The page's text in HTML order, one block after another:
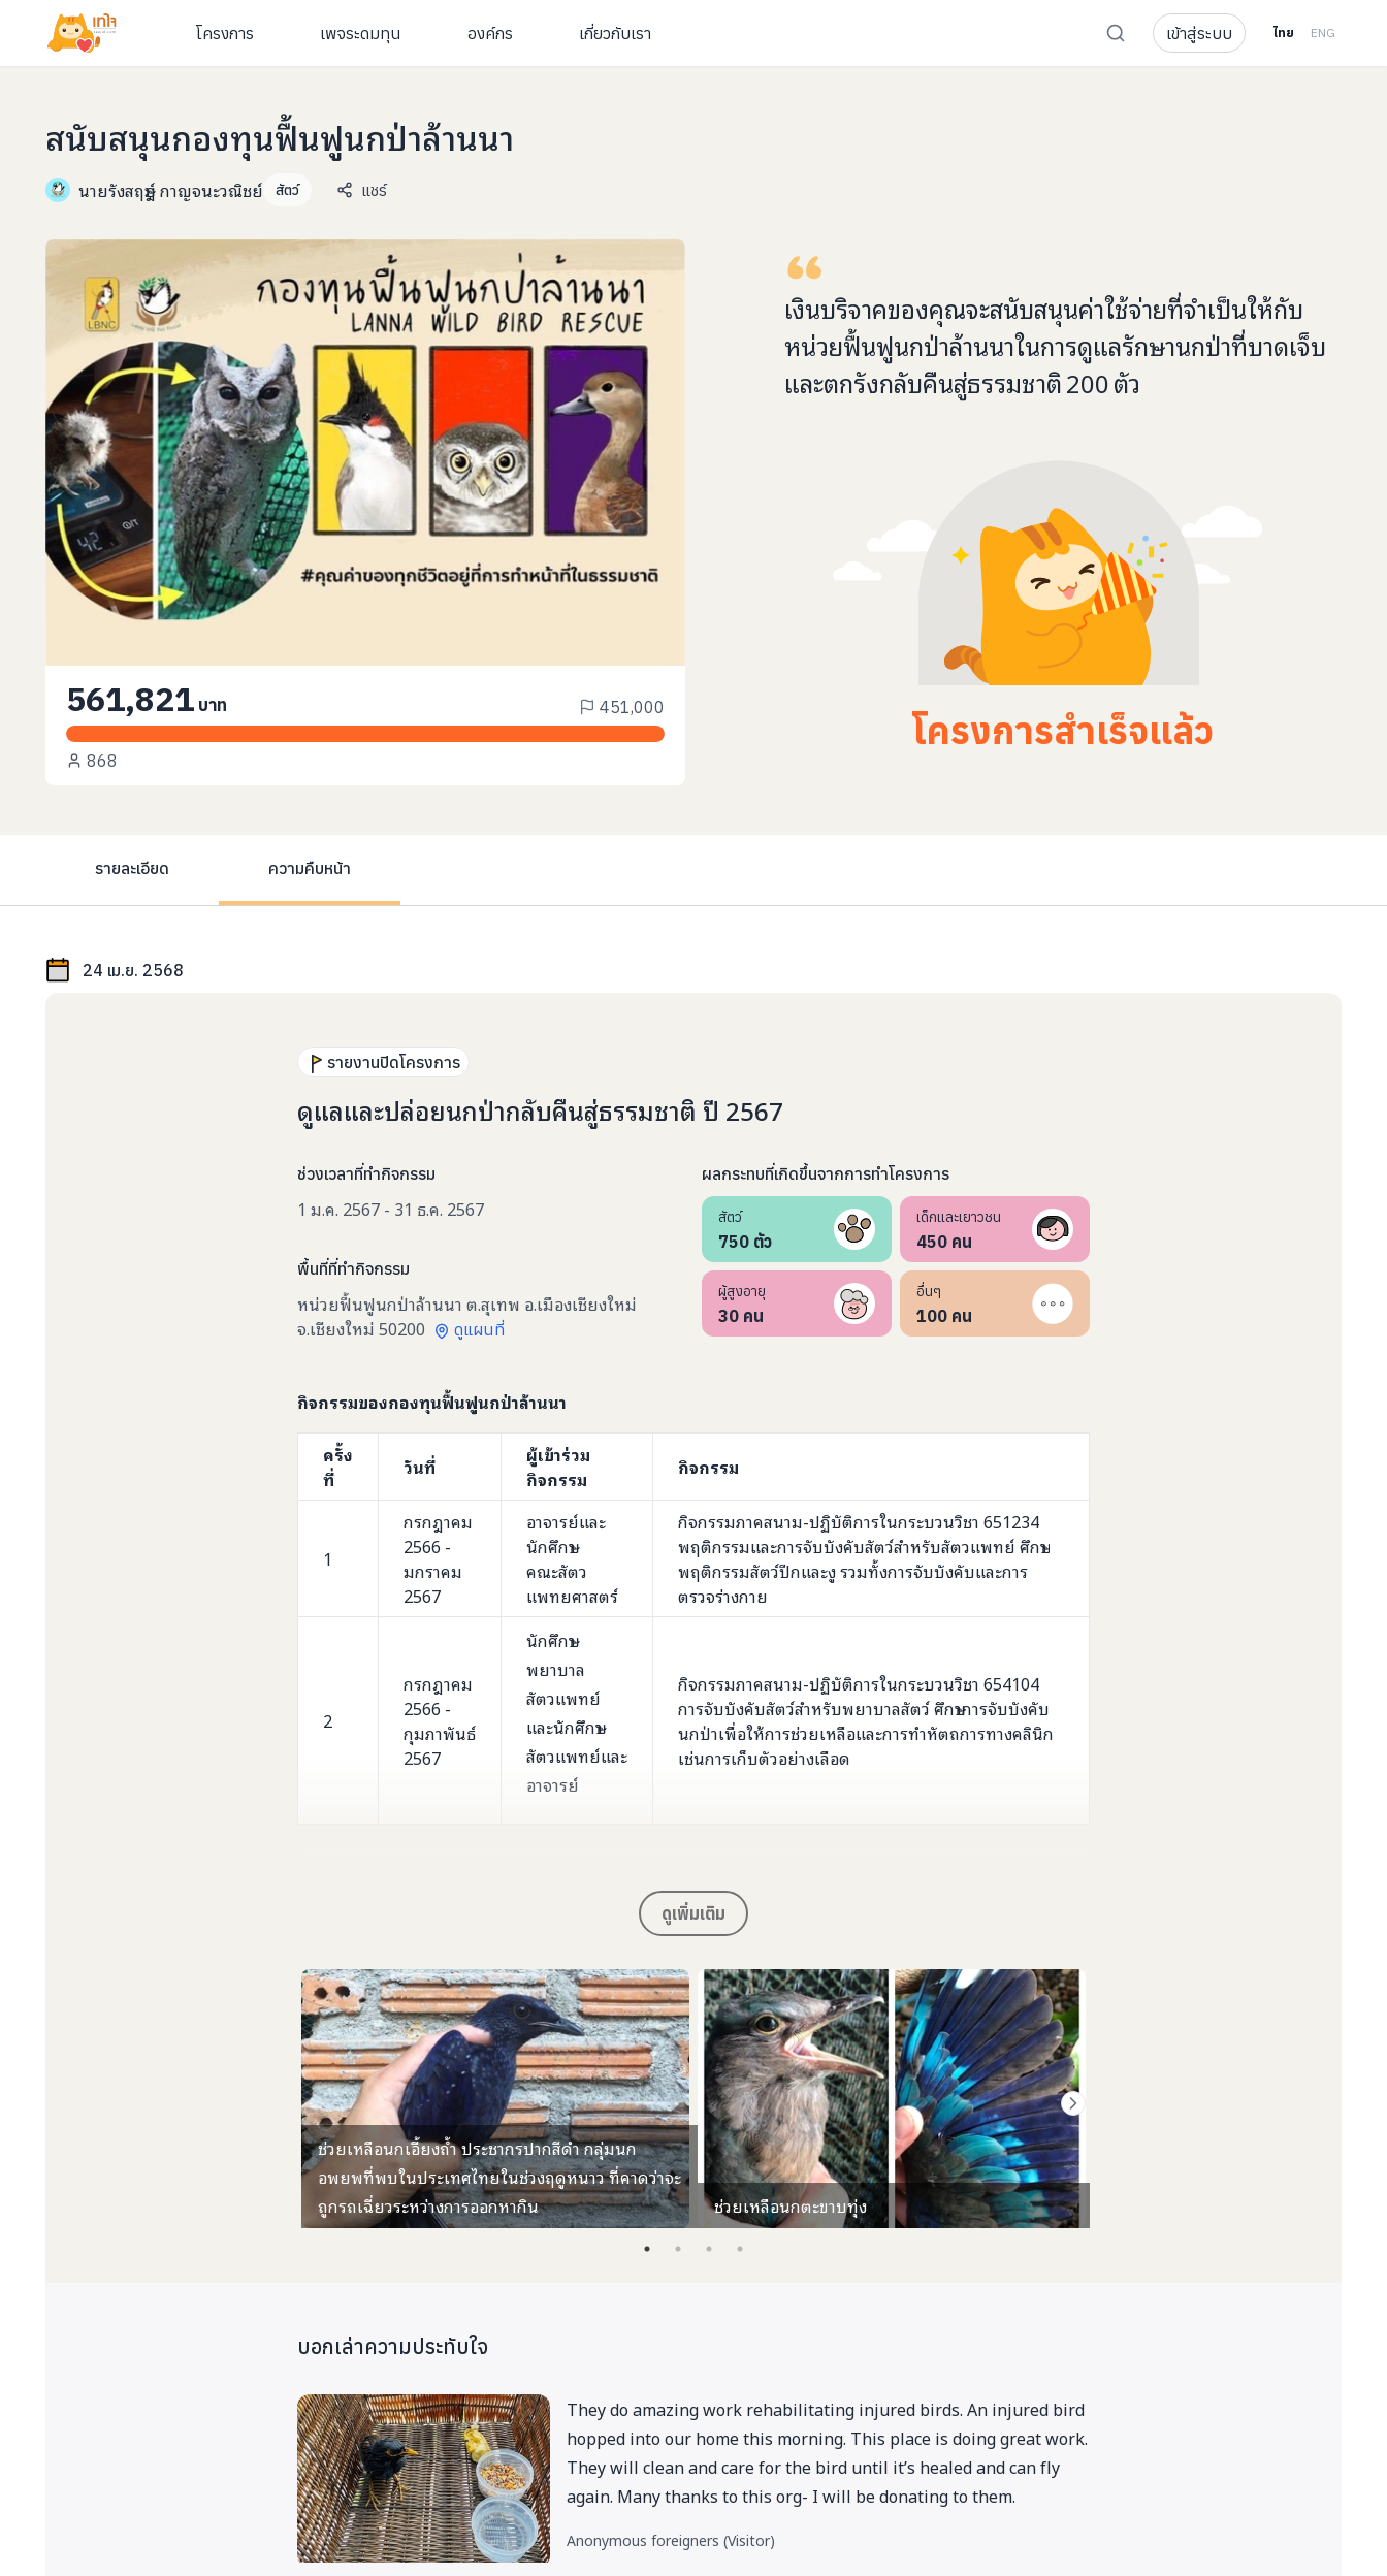
โครงการ เพจระดมทุน องค์กร เกี่ยวกับเรา เข้าสู่ระบบ ไทย ENG
สนับสนุนกองทุนฟื้นฟูนกป่าล้านนา
นายรังสฤษฎ์ กาญจนะวณิชย์ สัตว์ แชร์
561,821 บาท 451,000
868
เงินบริจาคของคุณจะสนับสนุนค่าใช้จ่ายที่จำเป็นให้กับ
หน่วยฟื้นฟูนกป่าล้านนาในการดูแลรักษานกป่าที่บาดเจ็บ
และตกรังกลับคืนสู่ธรรมชาติ200ตัว
โครงการสำเร็จแล้ว
รายละเอียด ความคืบหน้า
24 เม.ย. 2568
รายงานปิดโครงการ
ดูแลและปล่อยนกป่ากลับคืนสู่ธรรมชาติ ปี 2567
ช่วงเวลาที่ทำกิจกรรม
1 ม.ค. 2567 - 31 ธ.ค. 2567
พื้นที่ที่ทำกิจกรรม
หน่วยฟื้นฟูนกป่าล้านนา ต.สุเทพ อ.เมืองเชียงใหม่
จ.เชียงใหม่ 50200
ดูแผนที่
ผลกระทบที่เกิดขึ้นจากการทำโครงการ
สัตว์
750 ตัว
เด็กและเยาวชน
450 คน
ผู้สูงอายุ
30 คน
อื่นๆ
100 คน
กิจกรรมของกองทุนฟื้นฟูนกป่าล้านนา
ครั้ง
ที่
วันที่
ผู้เข้าร่วม
กิจกรรม
กิจกรรม
1
กรกฎาคม
2566 -
มกราคม
2567
อาจารย์และ
นักศึกษา
คณะสัตว
แพทยศาสตร์
กิจกรรมภาคสนาม-ปฏิบัติการในกระบวนวิชา 651234
พฤติกรรมและการจับบังคับสัตว์สำหรับสัตวแพทย์ ศึกษา
พฤติกรรมสัตว์ปีกและงู รวมทั้งการจับบังคับและการ
ตรวจร่างกาย
2
กรกฎาคม
2566 -
กุมภาพันธ์
2567
นักศึกษา
พยาบาล
สัตวแพทย์
และนักศึกษา
สัตวแพทย์และ
อาจารย์
กิจกรรมภาคสนาม-ปฏิบัติการในกระบวนวิชา 654104
การจับบังคับสัตว์สำหรับพยาบาลสัตว์ ศึกษาการจับบังคับ
นกป่าเพื่อให้การช่วยเหลือและการทำหัตถการทางคลินิก
เช่นการเก็บตัวอย่างเลือด
รับเข้าและปล่อยนกป่าที่ทำการช่วยเหลือในปี2567
1
มกราคม 17
2
2
กุมภาพันธ์ 15
4
3
มีนาคม 19
6
4
เมษายน 55
20
5
พฤษภาคม 55
1
6
มิถุนายน 38
9
9
กันยายน
11
พฤศจิกายน 23
12
ธันวาคม 27
11
รวม
285 91
ดูเพิ่มเติม
ช่วยเหลือนกเอี้ยงถ้ำ ประชากรปากสีดำ กลุ่มนก
อพยพที่พบในประเทศไทยในช่วงฤดูหนาว ที่คาดว่าจะ
ถูกรถเฉี่ยวระหว่างการออกหากิน
ช่วยเหลือนกตะขาบทุ่ง
บอกเล่าความประทับใจ
They do amazing work rehabilitating injured birds. An injured bird
hopped into our home this morning. This place is doing great work.
They will clean and care for the bird until it’s healed and can fly
again. Many thanks to this org- I will be donating to them.
Anonymous foreigners (Visitor)